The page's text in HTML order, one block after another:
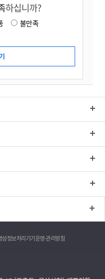
하십니까?
불만족
상정보처리기기운영·관리방침